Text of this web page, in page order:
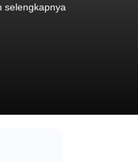
selengkapnya